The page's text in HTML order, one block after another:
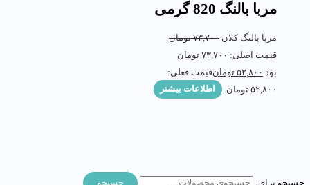
برای: جستجو
مربا بالنگ 820 گرمی
مربا بالنگ کلان۷۳,۷۰۰ تومان
قیمت اصلی: ۷۳,۷۰۰ تومان
بود.۵۲,۸۰۰ تومانقیمت فعلی:
۵۲,۸۰۰ تومان.
اطلاعات بیشتر